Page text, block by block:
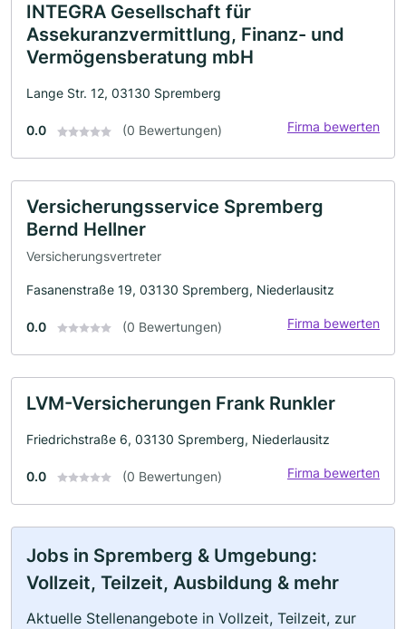
INTEGRA Gesellschaft für
Assekuranzvermittlung, Finanz- und
Vermögensberatung mbH
Lange Str. 12, 03130 Spremberg
0.0 (0 Bewertungen) Firma bewerten
Versicherungsservice Spremberg
Bernd Hellner
Versicherungsvertreter
Fasanenstraße 19, 03130 Spremberg, Niederlausitz
0.0 (0 Bewertungen) Firma bewerten
LVM-Versicherungen Frank Runkler
Friedrichstraße 6, 03130 Spremberg, Niederlausitz
0.0 (0 Bewertungen) Firma bewerten
Jobs in Spremberg & Umgebung:
Vollzeit, Teilzeit, Ausbildung & mehr
Aktuelle Stellenangebote in Vollzeit, Teilzeit, zur